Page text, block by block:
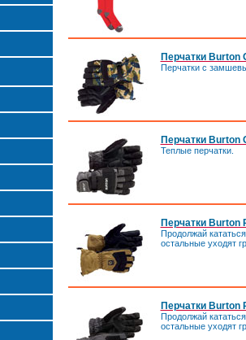
Перчатки Burton
Перчатки с
Перчатки Burton
Теплые перчатки.
Перчатки Burton
Продолжай
остальные уходят
Перчатки Burton
Продолжай
остальные уходят